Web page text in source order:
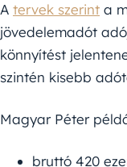
A tervek szerint a
jövedelemadót
könnyítést
szintén kisebb
Magyar Péter
bruttó 420